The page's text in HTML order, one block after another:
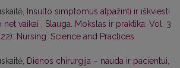
Insulto simptomus atpažinti ir iškviesti
net vaikai , Slauga. Mokslas ir praktika: Vol. 3
Nursing. Science and Practices
Dienos chirurgija – nauda ir pacientui,